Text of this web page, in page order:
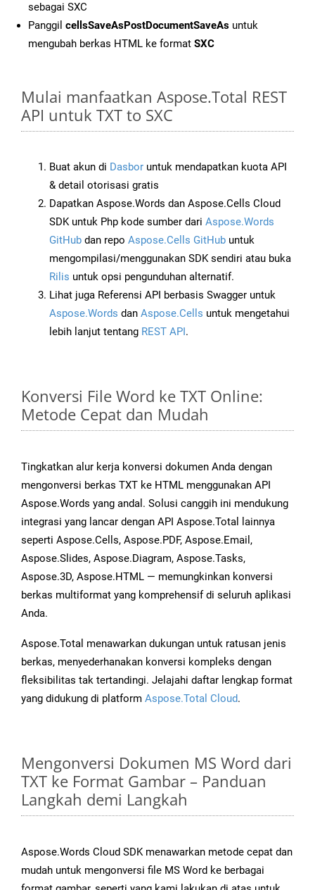
sebagai SXC
Panggil cellsSaveAsPostDocumentSaveAs untuk
mengubah berkas HTML ke format SXC
Mulai manfaatkan Aspose.Total REST
API untuk TXT to SXC
Buat akun di Dasbor untuk mendapatkan kuota API
& detail otorisasi gratis
Dapatkan Aspose.Words dan Aspose.Cells Cloud
SDK untuk Php kode sumber dari Aspose.Words
GitHub dan repo Aspose.Cells GitHub untuk
mengompilasi/menggunakan SDK sendiri atau buka
Rilis untuk opsi pengunduhan alternatif.
Lihat juga Referensi API berbasis Swagger untuk
Aspose.Words dan Aspose.Cells untuk mengetahui
lebih lanjut tentang REST API.
Konversi File Word ke TXT Online:
Metode Cepat dan Mudah
Tingkatkan alur kerja konversi dokumen Anda dengan
mengonversi berkas TXT ke HTML menggunakan API
Aspose.Words yang andal. Solusi canggih ini mendukung
integrasi yang lancar dengan API Aspose.Total lainnya
seperti Aspose.Cells, Aspose.PDF, Aspose.Email,
Aspose.Slides, Aspose.Diagram, Aspose.Tasks,
Aspose.3D, Aspose.HTML — memungkinkan konversi
berkas multiformat yang komprehensif di seluruh aplikasi
Anda.
Aspose.Total menawarkan dukungan untuk ratusan jenis
berkas, menyederhanakan konversi kompleks dengan
fleksibilitas tak tertandingi. Jelajahi daftar lengkap format
yang didukung di platform Aspose.Total Cloud.
Mengonversi Dokumen MS Word dari
TXT ke Format Gambar – Panduan
Langkah demi Langkah
Aspose.Words Cloud SDK menawarkan metode cepat dan
mudah untuk mengonversi file MS Word ke berbagai